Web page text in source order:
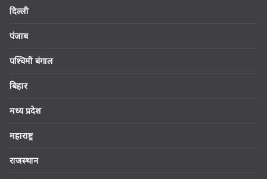
दिल्ली
पंजाब
पश्चिमी बंगाल
बिहार
मध्य प्रदेश
महाराष्ट्र
राजस्थान